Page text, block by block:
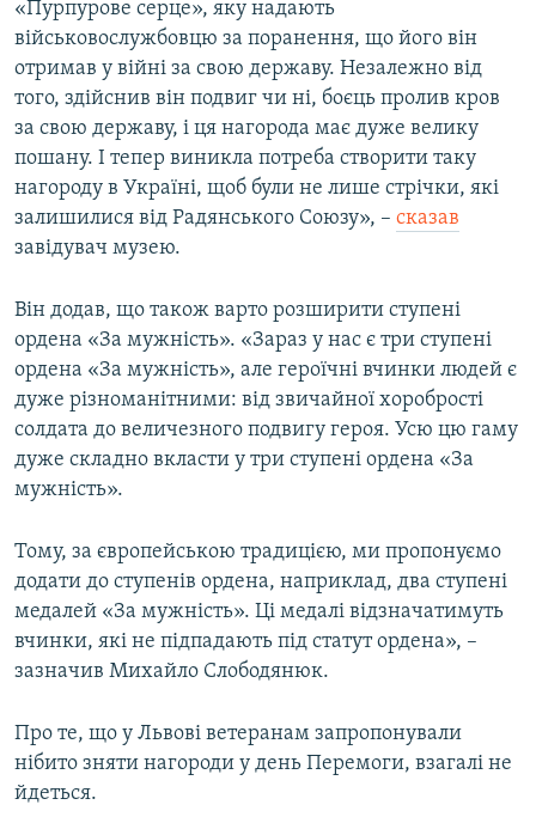
«Пурпурове серце», яку надають
військовослужбовцю за поранення, що його він
отримав у війні за свою державу. Незалежно від
того, здійснив він подвиг чи ні, боєць пролив кров
за свою державу, і ця нагорода має дуже велику
пошану. І тепер виникла потреба створити таку
нагороду в Україні, щоб були не лише стрічки, які
залишилися від Радянського Союзу», – сказав
завідувач музею.
Він додав, що також варто розширити ступені
ордена «За мужність». «Зараз у нас є три ступені
ордена «За мужність», але героїчні вчинки людей є
дуже різноманітними: від звичайної хоробрості
солдата до величезного подвигу героя. Усю цю гаму
дуже складно вкласти у три ступені ордена «За
мужність».
Тому, за європейською традицією, ми пропонуємо
додати до ступенів ордена, наприклад, два ступені
медалей «За мужність». Ці медалі відзначатимуть
вчинки, які не підпадають під статут ордена», –
зазначив Михайло Слободянюк.
Про те, що у Львові ветеранам запропонували
нібито зняти нагороди у день Перемоги, взагалі не
йдеться.​